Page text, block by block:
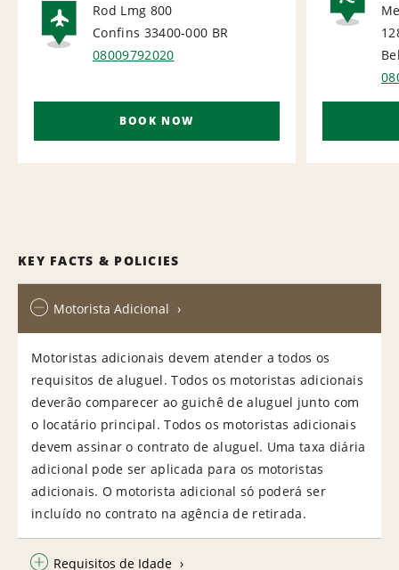
AIRPORT
Rod Lmg 800
Confins 33400-000 BR
08009792020
BOOK NOW
KEY FACTS & POLICIES
Motorista Adicional
Motoristas adicionais devem atender a todos os
requisitos de aluguel. Todos os motoristas adicionais
deverão comparecer ao guichê de aluguel junto com
o locatário principal. Todos os motoristas adicionais
devem assinar o contrato de aluguel. Uma taxa diária
adicional pode ser aplicada para os motoristas
adicionais. O motorista adicional só poderá ser
incluído no contrato na agência de retirada.
Requisitos de Idade